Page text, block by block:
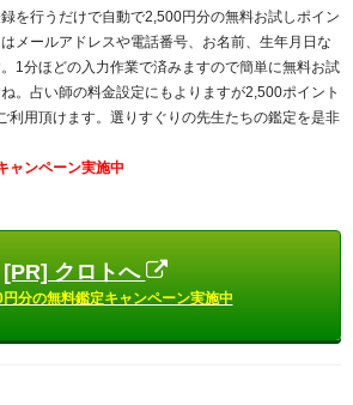
を行うだけで自動で2,500円分の無料お試しポイン
メールアドレスや電話番号、お名前、生年月日な
1分ほどの入力作業で済みますので簡単に無料お試
。占い師の料金設定にもよりますが2,500ポイント
利用頂けます。選りすぐりの先生たちの鑑定を是非
ャンペーン実施中
[PR] クロトへ
分の無料鑑定キャンペーン実施中